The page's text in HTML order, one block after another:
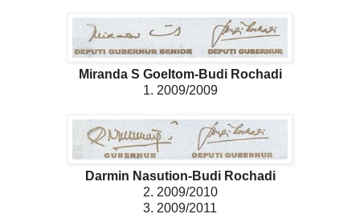
Miranda S Goeltom-Budi Rochadi
1. 2009/2009
Darmin Nasution-Budi Rochadi
2. 2009/2010
3. 2009/2011